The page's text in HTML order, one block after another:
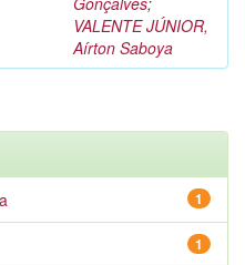
VALENTE JÚNIOR,
Aírton Saboya
1
1